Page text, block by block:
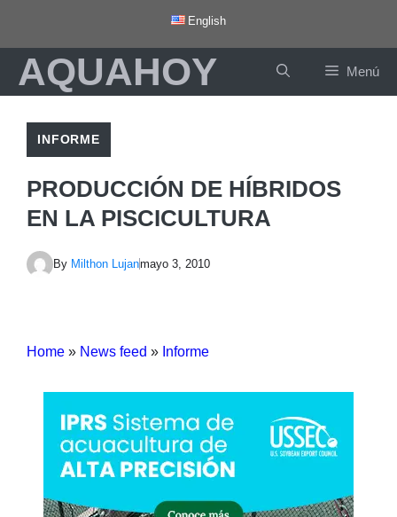
contenido
English
AQUAHOY Menú
INFORME
PRODUCCIÓN DE HÍBRIDOS
EN LA PISCICULTURA
By Milthon Lujanmayo 3, 2010
Home » News feed » Informe